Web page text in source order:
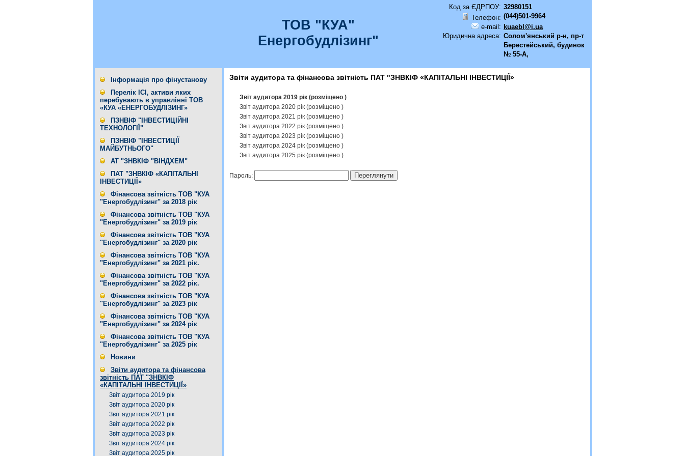
ТОВ "КУА"
Енергобудлізинг"
Код за ЄДРПОУ: 32980151
Телефон: (044)501-9964
e-mail: kuaebl@i.ua
Юридична адреса: Солом'янський р-н, пр-т
Берестейський, будинок
№ 55-А,
Інформація про фінустанову
Перелік ІСІ, активи яких
перебувають в управлінні ТОВ
«КУА «ЕНЕРГОБУДЛІЗИНГ»
ПЗНВІФ "ІНВЕСТИЦІЙНІ
ТЕХНОЛОГІЇ"
ПЗНВІФ "ІНВЕСТИЦІЇ
МАЙБУТНЬОГО"
АТ "ЗНВКІФ "ВІНДХЕМ"
ПАТ "ЗНВКІФ «КАПІТАЛЬНІ
ІНВЕСТИЦІЇ»
Фінансова звітність ТОВ "КУА
"Енергобудлізинг" за 2018 рік
Фінансова звітність ТОВ "КУА
"Енергобудлізинг" за 2019 рік
Фінансова звітність ТОВ "КУА
"Енергобудлізинг" за 2020 рік
Фінансова звітність ТОВ "КУА
"Енергобудлізинг" за 2021 рік.
Фінансова звітність ТОВ "КУА
"Енергобудлізинг" за 2022 рік.
Фінансова звітність ТОВ "КУА
"Енергобудлізинг" за 2023 рік
Фінансова звітність ТОВ "КУА
"Енергобудлізинг" за 2024 рік
Фінансова звітність ТОВ "КУА
"Енергобудлізинг" за 2025 рік
Новини
Звіти аудитора та фінансова
звітність ПАТ "ЗНВКІФ
«КАПІТАЛЬНІ ІНВЕСТИЦІЇ»
Звіт аудитора 2019 рік
Звіт аудитора 2020 рік
Звіт аудитора 2021 рік
Звіт аудитора 2022 рік
Звіт аудитора 2023 рік
Звіт аудитора 2024 рік
Звіт аудитора 2025 рік
Звіти аудитора та фінансова звітність ПАТ "ЗНВКІФ «КАПІТАЛЬНІ ІНВЕСТИЦІЇ»
Звіт аудитора 2019 рік (розміщено )
Звіт аудитора 2020 рік (розміщено )
Звіт аудитора 2021 рік (розміщено )
Звіт аудитора 2022 рік (розміщено )
Звіт аудитора 2023 рік (розміщено )
Звіт аудитора 2024 рік (розміщено )
Звіт аудитора 2025 рік (розміщено )
Пароль: Переглянути